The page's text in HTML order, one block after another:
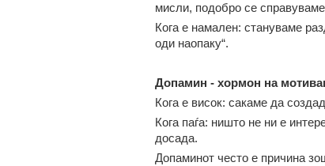
мисли, подобро се
Кога е намален: стануваме
оди наопаку“.
Допамин - хормон на
Кога е висок: сакаме да
Кога паѓа: ништо не ни е
досада.
Допаминот често е причина